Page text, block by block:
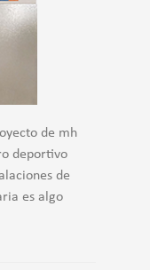
de mh
deportivo
de
es algo